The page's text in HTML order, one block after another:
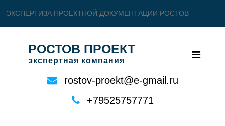
ЭКСПЕРТИЗА ПРОЕКТНОЙ ДОКУМЕНТАЦИИ РОСТОВ
РОСТОВ ПРОЕКТ
экспертная компания
rostov-proekt@e-gmail.ru
+79525757771